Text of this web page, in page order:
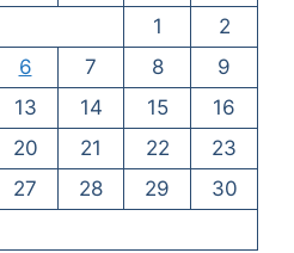
1
2
6 7 8
9
13 14 15
16
20 21 22
23
27 28 29
30